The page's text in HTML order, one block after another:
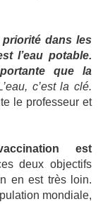
priorité dans les
l’eau potable.
que la
c’est la clé.
le professeur et
est
deux objectifs
en est très loin.
mondiale,